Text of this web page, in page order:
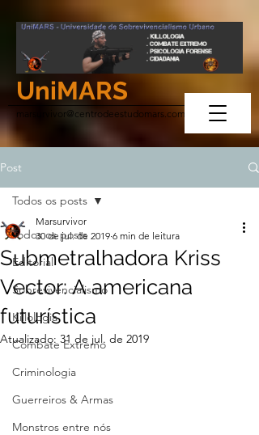
UniMARS
marsurvivor@centrodeestudomars.com
Post
Todos os posts
Editorial
Sobrevivencialismo
Killologia
Combate Extremo
Criminologia
Guerreiros & Armas
Monstros entre nós
Todos os posts
Submetralhadora Kriss
Vector: A americana
futurística
Marsurvivor
30 de jul. de 2019 6 min de leitura
Atualizado: 31 de jul. de 2019